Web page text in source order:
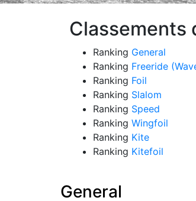
Classements
Ranking General
Ranking Freeride
Ranking Foil
Ranking Slalom
Ranking Speed
Ranking Wingfoil
Ranking Kite
Ranking Kitefoil
General